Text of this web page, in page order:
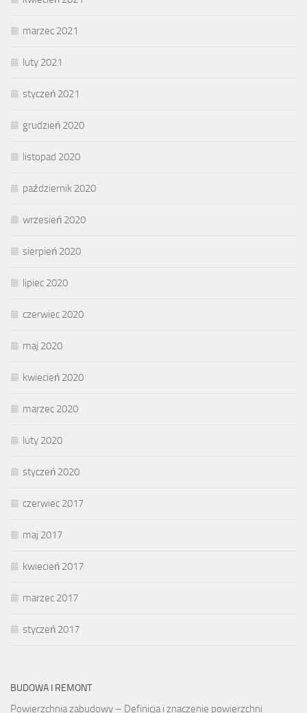
marzec 2021
luty 2021
styczeń 2021
grudzień 2020
listopad 2020
październik 2020
wrzesień 2020
sierpień 2020
lipiec 2020
czerwiec 2020
maj 2020
kwiecień 2020
marzec 2020
luty 2020
styczeń 2020
czerwiec 2017
maj 2017
kwiecień 2017
marzec 2017
styczeń 2017
BUDOWA I REMONT
Powierzchnia zabudowy – Definicja i znaczenie powierzchni